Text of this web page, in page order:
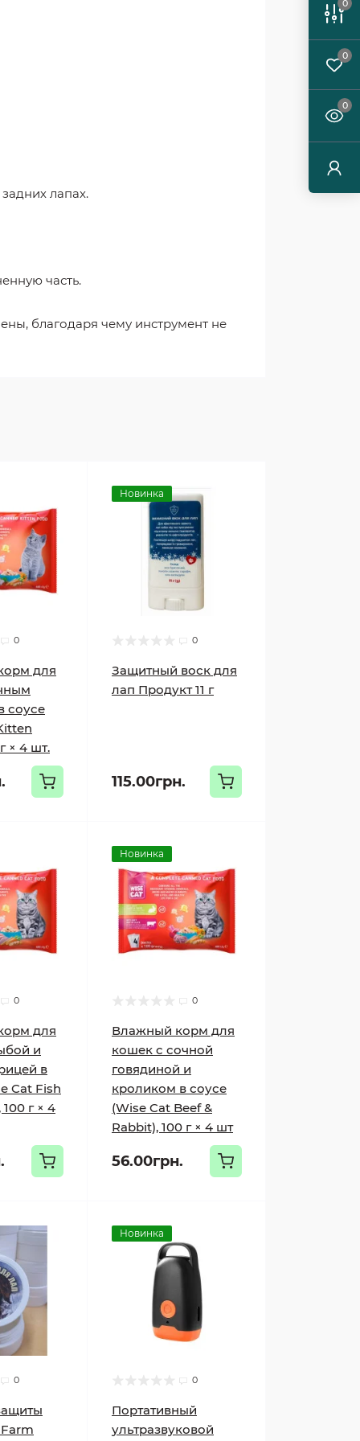
0
0
0
лапах.
часть.
благодаря чему инструмент не
0
для
соусе
× 4 шт.
Новинка
0
Защитный воск для
лап Продукт 11 г
115.00грн.
0
для
и
в
Cat Fish
г × 4
Новинка
0
Влажный корм для
кошек с сочной
говядиной и
кроликом в соусе
(Wise Cat Beef &
Rabbit), 100 г × 4 шт
56.00грн.
0
Новинка
0
Портативный
ультразвуковой